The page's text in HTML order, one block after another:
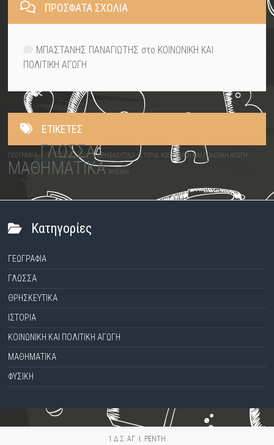
ΠΡΌΣΦΑΤΑ ΣΧΌΛΙΑ
ΜΠΑΣΤΑΝΗΣ ΠΑΝΑΓΙΩΤΗΣ στο ΚΟΙΝΩΝΙΚΗ ΚΑΙ
ΠΟΛΙΤΙΚΗ ΑΓΩΓΗ
ΕΤΙΚΈΤΕΣ
ΓΕΩΓΡΑΦΙΑ ΓΛΩΣΣΑ ΘΡΗΣΚΕΥΤΙΚΑ ΙΣΤΟΡΙΑ ΚΟΙΝΩΝΙΚΗ ΚΑΙ ΠΟΛΙΤΙΚΗ ΑΓΩΓΗ
ΜΑΘΗΜΑΤΙΚΑ ΦΥΣΙΚΗ
Kατηγορίες
ΓΕΩΓΡΑΦΙΑ
ΓΛΩΣΣΑ
ΘΡΗΣΚΕΥΤΙΚΑ
ΙΣΤΟΡΙΑ
ΚΟΙΝΩΝΙΚΗ ΚΑΙ ΠΟΛΙΤΙΚΗ ΑΓΩΓΗ
ΜΑΘΗΜΑΤΙΚΑ
ΦΥΣΙΚΗ
1 Δ.Σ. ΑΓ. Ι. ΡΕΝΤΗ